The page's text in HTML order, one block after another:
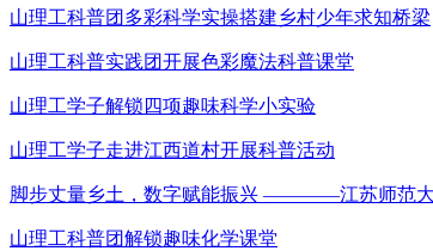
山理工科普团多彩科学实操搭建乡村少年求知桥梁
山理工科普实践团开展色彩魔法科普课堂
山理工学子解锁四项趣味科学小实验
山理工学子走进江西道村开展科普活动
脚步丈量乡土，数字赋能振兴 ————江苏师范大
山理工科普团解锁趣味化学课堂